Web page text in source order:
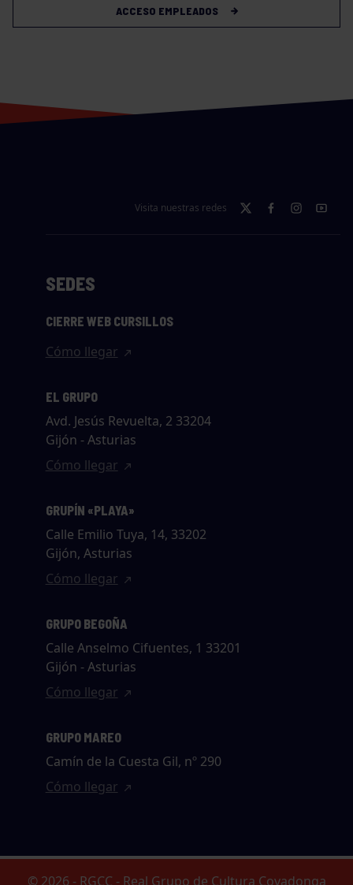
ACCESO EMPLEADOS
Visita nuestras redes
SEDES
CIERRE WEB CURSILLOS
Cómo llegar
EL GRUPO
Avd. Jesús Revuelta, 2 33204
Gijón - Asturias
Cómo llegar
GRUPÍN «PLAYA»
Calle Emilio Tuya, 14, 33202
Gijón, Asturias
Cómo llegar
GRUPO BEGOÑA
Calle Anselmo Cifuentes, 1 33201
Gijón - Asturias
Cómo llegar
GRUPO MAREO
Camín de la Cuesta Gil, nº 290
Cómo llegar
© 2026 - RGCC - Real Grupo de Cultura Covadonga